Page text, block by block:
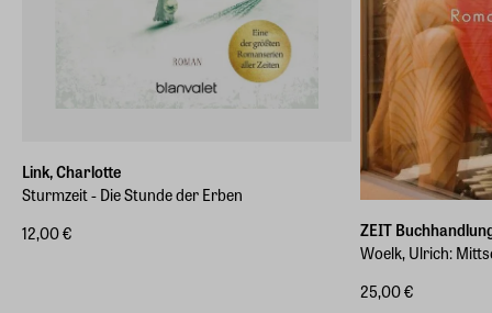
Link, Charlotte
Sturmzeit - Die Stunde der Erben
12,00 €
ZEIT
Woelk, Ulrich:
25,00 €